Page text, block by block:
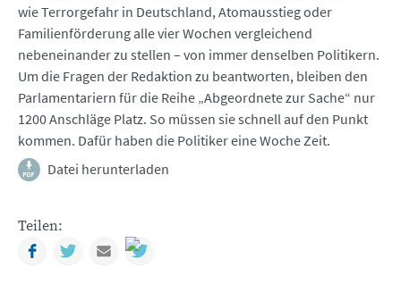
wie Terrorgefahr in Deutschland, Atomausstieg oder
Familienförderung alle vier Wochen vergleichend
nebeneinander zu stellen – von immer denselben Politikern.
Um die Fragen der Redaktion zu beantworten, bleiben den
Parlamentariern für die Reihe „Abgeordnete zur Sache“ nur
1200 Anschläge Platz. So müssen sie schnell auf den Punkt
kommen. Dafür haben die Politiker eine Woche Zeit.
Datei herunterladen
Teilen:
FacebookTwitterMail